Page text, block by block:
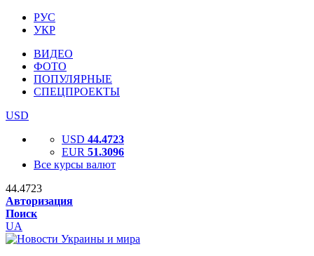
РУС
УКР
ВИДЕО
ФОТО
ПОПУЛЯРНЫЕ
СПЕЦПРОЕКТЫ
USD
USD 44.4723
EUR 51.3096
Все курсы валют
44.4723
Авторизация
Поиск
UA